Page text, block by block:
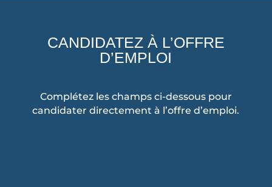
CANDIDATEZ À L’OFFRE
D’EMPLOI
Complétez les champs ci-dessous pour
candidater directement à l’offre d’emploi.